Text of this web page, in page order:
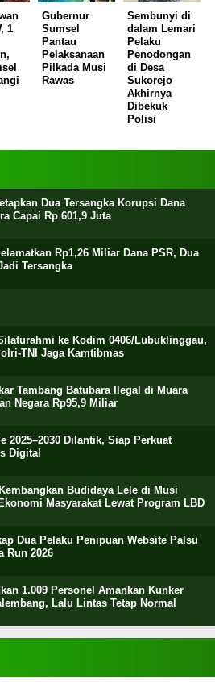
1
Gubernur
Sumsel
Pantau
Pelaksanaan
Pilkada Musi
Rawas
Sembunyi di
dalam Lemari
Pelaku
Penodongan
di Desa
Sukorejo
Akhirnya
Dibekuk
Polisi
Dua Tersangka Korupsi Dana
Capai Rp 601,9 Juta
Rp1,26 Miliar Dana PSR, Dua
Tersangka
ke Kodim 0406/Lubuklinggau,
TNI Jaga Kamtibmas
Tambang Batubara Ilegal di Muara
Negara Rp95,9 Miliar
2025–2030 Dilantik, Siap Perkuat
Digital
Budidaya Lele di Musi
Masyarakat Lewat Program LBD
Dua Pelaku Penipuan Website Palsu
Run 2026
1.009 Personel Amankan Kunker
Lalu Lintas Tetap Normal